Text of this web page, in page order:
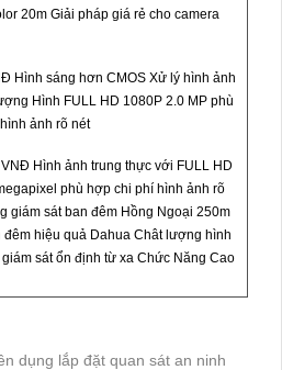
20m Giải pháp giá rẻ cho camera
Hình sáng hơn CMOS Xử lý hình ảnh
Hình FULL HD 1080P 2.0 MP phù
ảnh rõ nét
Hình ảnh trung thực với FULL HD
phù hợp chi phí hình ảnh rõ
giám sát ban đêm Hồng Ngoại 250m
đêm hiệu quả Dahua Chât lượng hình
sát ổn định từ xa Chức Năng Cao
dụng lắp đặt quan sát an ninh